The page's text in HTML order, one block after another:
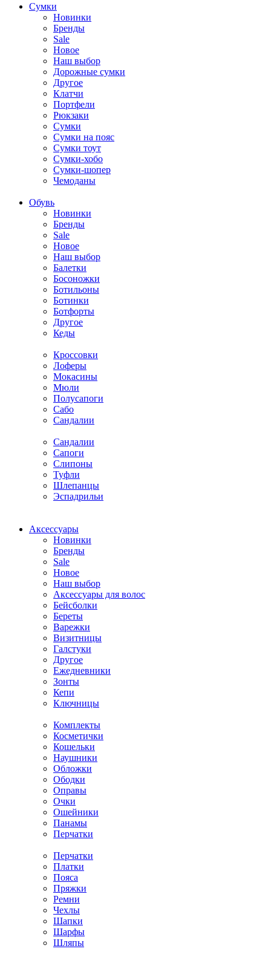
Cумки
Новинки
Бренды
Sale
Новое
Наш выбор
Дорожные сумки
Другое
Клатчи
Портфели
Рюкзаки
Сумки
Сумки на пояс
Сумки тоут
Сумки-хобо
Сумки-шопер
Чемоданы
Обувь
Новинки
Бренды
Sale
Новое
Наш выбор
Балетки
Босоножки
Ботильоны
Ботинки
Ботфорты
Другое
Кеды
Кроссовки
Лоферы
Мокасины
Мюли
Полусапоги
Сабо
Сандалии
Сандалии
Сапоги
Слипоны
Туфли
Шлепанцы
Эспадрильи
Аксессуары
Новинки
Бренды
Sale
Новое
Наш выбор
Аксессуары для волос
Бейсболки
Береты
Варежки
Визитницы
Галстуки
Другое
Ежедневники
Зонты
Кепи
Ключницы
Комплекты
Косметички
Кошельки
Наушники
Обложки
Ободки
Оправы
Очки
Ошейники
Панамы
Перчатки
Перчатки
Платки
Пояса
Пряжки
Ремни
Чехлы
Шапки
Шарфы
Шляпы